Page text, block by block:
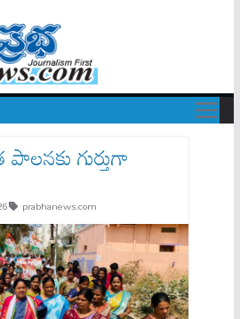
గుర్తుగా
prabhanews.com